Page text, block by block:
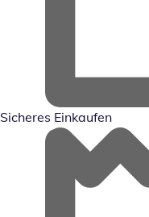
Sicheres Einkaufen